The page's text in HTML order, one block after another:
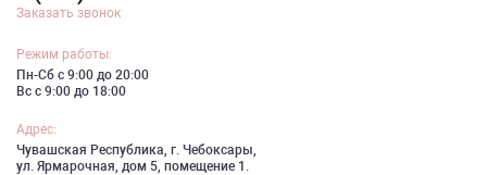
Заказать звонок
Режим работы:
Пн-Сб с 9:00 до 20:00
Вс с 9:00 до 18:00
Адрес:
Чувашская Республика, г. Чебоксары,
ул. Ярмарочная, дом 5, помещение 1.